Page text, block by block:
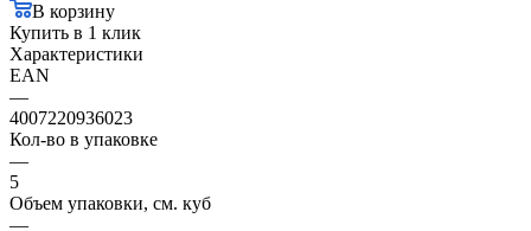
В корзину
Купить в 1 клик
Характеристики
EAN
—
4007220936023
Кол-во в упаковке
—
5
Объем упаковки, см. куб
—